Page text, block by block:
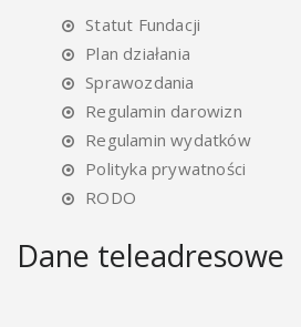
Statut Fundacji
Plan działania
Sprawozdania
Regulamin darowizn
Regulamin wydatków
Polityka prywatności
RODO
Dane teleadresowe